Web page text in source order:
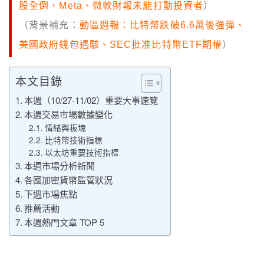
股全倒，Meta、微軟財報未能打動投資者）
（背景補充： 動區週報：比特幣跌破6.6萬後強彈、
美國政府錢包遇駭、SEC批准比特幣ETF期權）
本文目錄
本週（10/27-11/02）重要大事速覽
本週交易市場數據變化
情緒與板塊
比特幣技術指標
以太坊重要技術指標
本週市場分析新聞
各國加密貨幣監管狀況
下週市場焦點
推薦活動
本週熱門文章 TOP 5